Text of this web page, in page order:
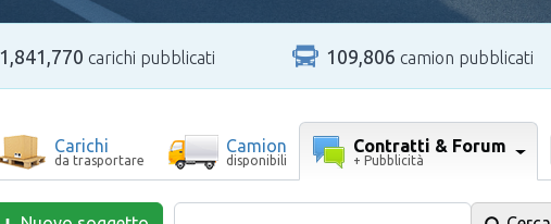
1,841,770 carichi pubblicati 109,806 camion pubblicati
Carichi
da trasportare
Camion
disponibili
Contratti & Forum
+ Pubblicità